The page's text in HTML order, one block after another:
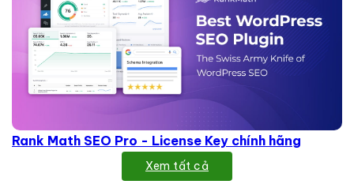
Rank Math SEO Pro - License Key chính hãng
Xem tất cả